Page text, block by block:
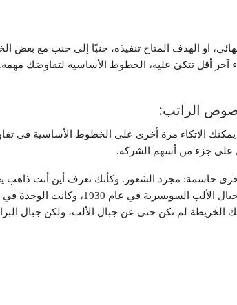
او الهدف المتاح تنفيذه، جنبًا إلى جنب مع بعض
أقل تتكئ عليه، الخطوط الأساسية لتفاوضك
الراتب:
برفع راتبك إلي 120000$ سنويًا. من ثم يمكنك الاتكاء مرة أخرى
حاسمة: مجرد الشعور. وكأنك تعرف أين أنت ذاهب
أنقذ أرواح وحدة دورية عسكرية من موت
الخريطة لم تكن حتى عن جبال الألب، ولكن جبال